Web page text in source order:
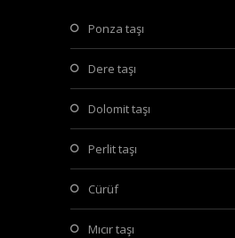
ponza taşı
dere taşı
dolomit taşı
perlit taşı
cürüf
mıcır taşı